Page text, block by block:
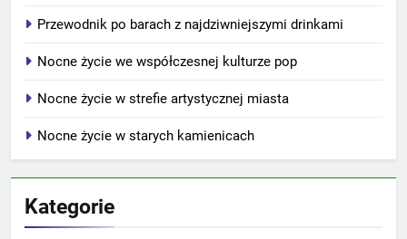
Przewodnik po barach z najdziwniejszymi drinkami
Nocne życie we współczesnej kulturze pop
Nocne życie w strefie artystycznej miasta
Nocne życie w starych kamienicach
Kategorie